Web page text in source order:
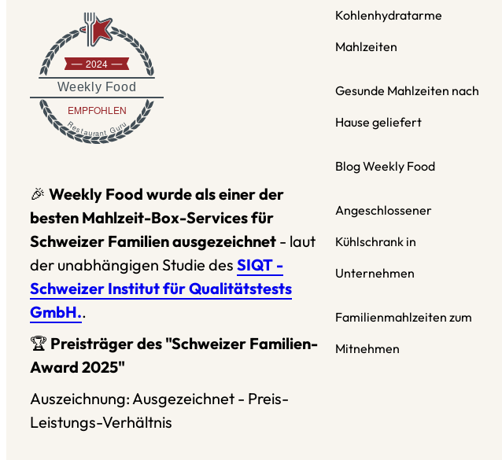
Weekly Food
2024
EMPFOHLEN
Restaurant Guru
🎉 Weekly Food wurde als einer der
besten Mahlzeit-Box-Services für
Schweizer Familien ausgezeichnet - laut
der unabhängigen Studie des SIQT -
Schweizer Institut für Qualitätstests
GmbH..
🏆 Preisträger des "Schweizer Familien-
Award 2025"
Auszeichnung: Ausgezeichnet - Preis-
Leistungs-Verhältnis
Kohlenhydratarme
Mahlzeiten
Gesunde Mahlzeiten nach
Hause geliefert
Blog Weekly Food
Angeschlossener
Kühlschrank in
Unternehmen
Familienmahlzeiten zum
Mitnehmen